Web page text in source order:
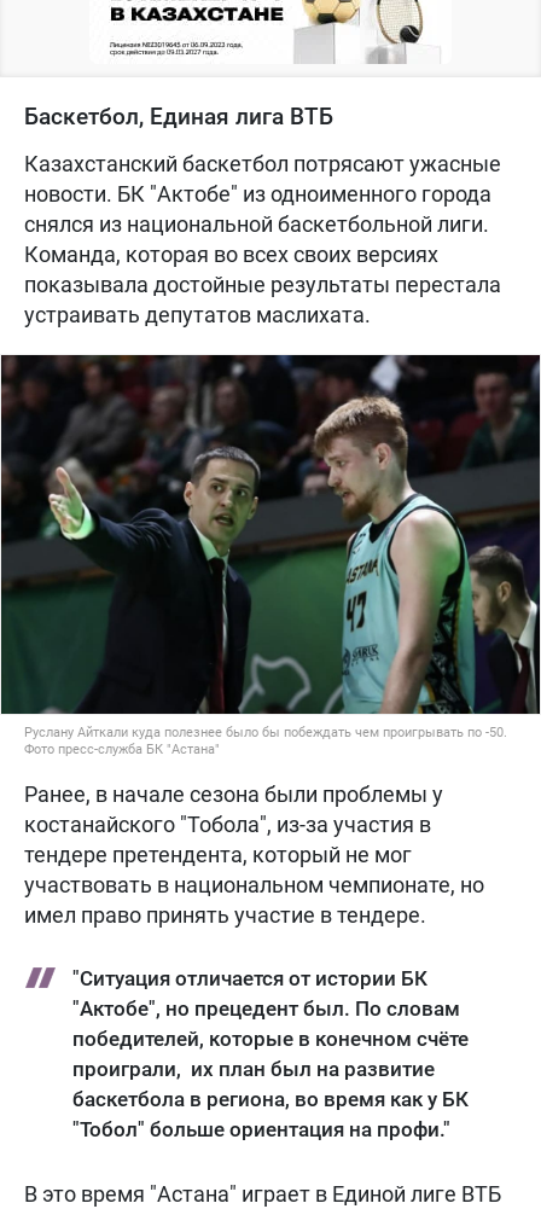
Баскетбол, Единая лига ВТБ
Казахстанский баскетбол потрясают ужасные
новости. БК "Актобе" из одноименного города
снялся из национальной баскетбольной лиги.
Команда, которая во всех своих версиях
показывала достойные результаты перестала
устраивать депутатов маслихата.
Руслану Айткали куда полезнее было бы побеждать чем проигрывать по -50.
Фото пресс-служба БК "Астана"
Ранее, в начале сезона были проблемы у
костанайского "Тобола", из-за участия в
тендере претендента, который не мог
участвовать в национальном чемпионате, но
имел право принять участие в тендере.
"Ситуация отличается от истории БК
"Актобе", но прецедент был. По словам
победителей, которые в конечном счёте
проиграли, их план был на развитие
баскетбола в региона, во время как у БК
"Тобол" больше ориентация на профи."
В это время "Астана" играет в Единой лиге ВТБ